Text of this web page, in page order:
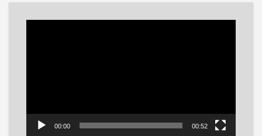
00:00 00:52